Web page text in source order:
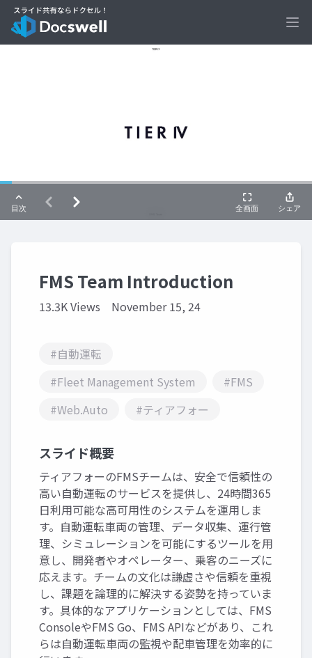
FMS Team Introduction
13.3K Views November 15, 24
#自動運転
#Fleet Management System
#FMS
#Web.Auto
#ティアフォー
スライド概要
ティアフォーのFMSチームは、安全で信頼性の
高い自動運転のサービスを提供し、24時間365
日利用可能な高可用性のシステムを運用しま
す。自動運転車両の管理、データ収集、運行管
理、シミュレーションを可能にするツールを用
意し、開発者やオペレーター、乗客のニーズに
応えます。チームの文化は謙虚さや信頼を重視
し、課題を論理的に解決する姿勢を持っていま
す。具体的なアプリケーションとしては、FMS
ConsoleやFMS Go、FMS APIなどがあり、これ
らは自動運転車両の監視や配車管理を効率的に